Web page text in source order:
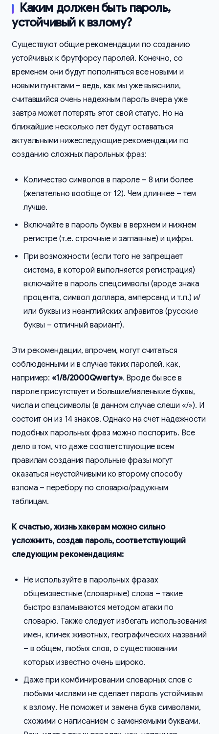
Каким должен быть пароль,
устойчивый к взлому?
Существуют общие рекомендации по созданию
устойчивых к брутфорсу паролей. Конечно, со
временем они будут пополняться все новыми и
новыми пунктами – ведь, как мы уже выяснили,
считавшийся очень надежным пароль вчера уже
завтра может потерять этот свой статус. Но на
ближайшие несколько лет будут оставаться
актуальными нижеследующие рекомендации по
созданию сложных парольных фраз:
Количество символов в пароле – 8 или более
(желательно вообще от 12). Чем длиннее – тем
лучше.
Включайте в пароль буквы в верхнем и нижнем
регистре (т.е. строчные и заглавные) и цифры.
При возможности (если того не запрещает
система, в которой выполняется регистрация)
включайте в пароль спецсимволы (вроде знака
процента, символ доллара, амперсанд и т.п.) и/
или буквы из неанглийских алфавитов (русские
буквы – отличный вариант).
Эти рекомендации, впрочем, могут считаться
соблюденными и в случае таких паролей, как,
например: «1/8/2000Qwerty». Вроде бы все в
пароле присутствует и большие/маленькие буквы,
числа и спецсимволы (в данном случае слеши «/»). И
состоит он из 14 знаков. Однако на счет надежности
подобных парольных фраз можно поспорить. Все
дело в том, что даже соответствующие всем
правилам создания парольные фразы могут
оказаться неустойчивыми ко второму способу
взлома – перебору по словарю/радужным
таблицам.
К счастью, жизнь хакерам можно сильно
усложнить, создав пароль, соответствующий
следующим рекомендациям:
Не используйте в парольных фразах
общеизвестные (словарные) слова – такие
быстро взламываются методом атаки по
словарю. Также следует избегать использования
имен, кличек животных, географических названий
– в общем, любых слов, о существовании
которых известно очень широко.
Даже при комбинировании словарных слов с
любыми числами не сделает пароль устойчивым
к взлому. Не поможет и замена букв символами,
схожими с написанием с заменяемыми буквами.